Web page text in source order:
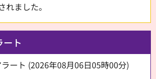
れました。
ート
ート (2026年08月06日05時00分)